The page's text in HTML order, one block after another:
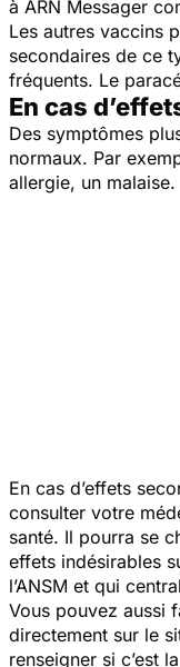
à ARN Messager
Les autres vaccins
secondaires de ce
fréquents. Le
En cas
Des symptômes
normaux. Par
allergie, un malaise.
En cas d’effets
consulter votre
santé. Il pourra se
effets indésirables
l’ANSM et qui
Vous pouvez aussi
directement sur le
renseigner si c’est